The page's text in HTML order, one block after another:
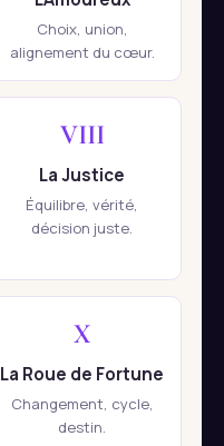
Choix, union,
alignement du cœur.
VIII
La Justice
Équilibre, vérité,
décision juste.
X
La Roue de Fortune
Changement, cycle,
destin.